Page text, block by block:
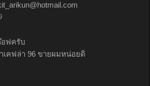
ฟครับ
เคฟล่า 96 ขายผมหน่อยดิ